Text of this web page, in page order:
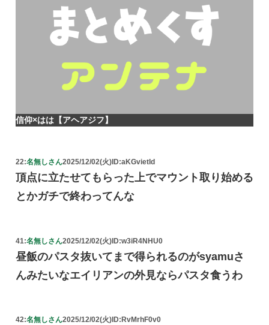
信仰×はは【アヘアジフ】
22:名無しさん2025/12/02(火)ID:aKGvietId
頂点に立たせてもらった上でマウント取り始める
とかガチで終わってんな
41:名無しさん2025/12/02(火)ID:w3iR4NHU0
昼飯のパスタ抜いてまで得られるのがsyamuさ
んみたいなエイリアンの外見ならパスタ食うわ
42:名無しさん2025/12/02(火) ID:RvMrhF0v0